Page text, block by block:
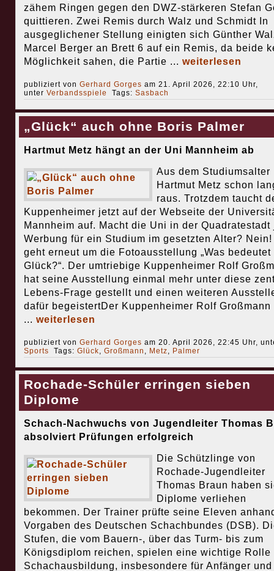
zähem Ringen gegen den DWZ-stärkeren Stefan
quittieren. Zwei Remis durch Walz und Schmidt In
ausgeglichener Stellung einigten sich Günther
Marcel Berger an Brett 6 auf ein Remis, da beide
Möglichkeit sahen, die Partie ... weiterlesen
publiziert von Gerhard Gorges am 21. April 2026, 22:10 Uhr,
unter Verbandsspiele Tags: Sasbach
„Glück“ auch ohne Boris Palmer
Hartmut Metz hängt an der Uni Mannheim ab
Aus dem Studiumsalter
Hartmut Metz schon
raus. Trotzdem taucht
Kuppenheimer jetzt auf der Webseite der
Mannheim auf. Macht die Uni in der Quadratestadt
Werbung für ein Studium im gesetzten Alter? Nein!
geht erneut um die Fotoausstellung „Was bedeutet
Glück?“. Der umtriebige Kuppenheimer Rolf
hat seine Ausstellung einmal mehr unter diese
Lebens-Frage gestellt und einen weiteren
dafür begeistertDer Kuppenheimer Rolf Großmann
... weiterlesen
publiziert von Gerhard Gorges am 20. April 2026, 22:45 Uhr,
Sports Tags: Glück, Großmann , Metz, Palmer
Rochade-Schüler erringen sieben
Diplome
Schach-Nachwuchs von Jugendleiter Thomas
absolviert Prüfungen erfolgreich
Die Schützlinge von
Rochade-Jugendleiter
Thomas Braun haben
Diplome verliehen
bekommen. Der Trainer prüfte seine Eleven
Vorgaben des Deutschen Schachbundes (DSB).
Stufen, die vom Bauern-, über das Turm- bis zum
Königsdiplom reichen, spielen eine wichtige Rolle
Schachausbildung, insbesondere für Anfänger